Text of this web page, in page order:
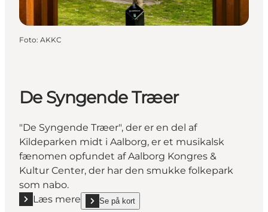
Foto: AKKC
De Syngende Træer
"De Syngende Træer", der er en del af
Kildeparken midt i Aalborg, er et musikalsk
fænomen opfundet af Aalborg Kongres &
Kultur Center, der har den smukke folkepark
som nabo.
Læs mere
Læs mere "De Syngende Træer"
Se på kort
show De Syngende Træer on_map